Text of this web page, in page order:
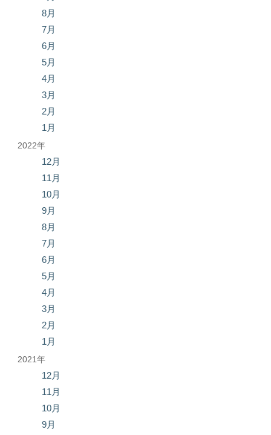
8月
7月
6月
5月
4月
3月
2月
1月
2022年
12月
11月
10月
9月
8月
7月
6月
5月
4月
3月
2月
1月
2021年
12月
11月
10月
9月